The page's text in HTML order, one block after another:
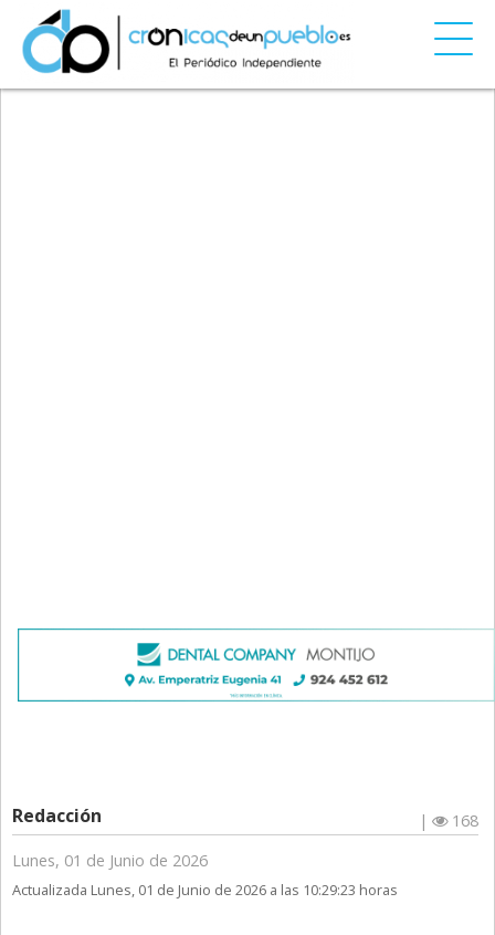
Redacción |
168
Lunes, 01 de Junio de 2026
Actualizada Lunes, 01 de Junio de 2026 a las 10:29:23 horas